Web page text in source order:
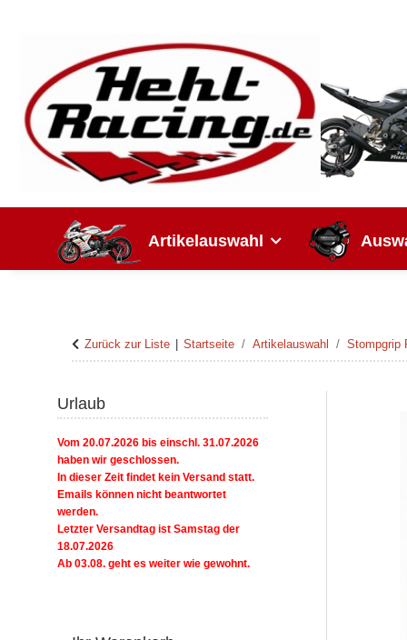
Artikelauswahl
Zurück zur Liste Startseite Artikelauswahl Stompgrip
Urlaub
Vom 20.07.2026 bis einschl. 31.07.2026
haben wir geschlossen.
In dieser Zeit findet kein Versand statt.
Emails können nicht beantwortet
werden.
Letzter Versandtag ist Samstag der
18.07.2026
Ab 03.08. geht es weiter wie gewohnt.